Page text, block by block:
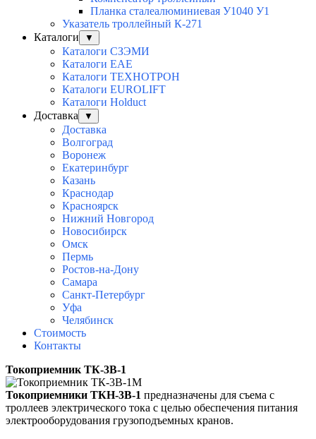
Планка сталеалюминиевая У1040 У1
Указатель троллейный К-271
Каталоги
▼
Каталоги СЗЭМИ
Каталоги EAE
Каталоги ТЕХНОТРОН
Каталоги EUROLIFT
Каталоги Holduct
Доставка
▼
Доставка
Волгоград
Воронеж
Екатеринбург
Казань
Краснодар
Красноярск
Нижний Новгород
Новосибирск
Омск
Пермь
Ростов-на-Дону
Самара
Санкт-Петербург
Уфа
Челябинск
Стоимость
Контакты
Токоприемник ТК-3В-1
Токоприемники ТКН-3В-1 предназначены для съема с
троллеев электрического тока с целью обеспечения питания
электрооборудования грузоподъемных кранов.